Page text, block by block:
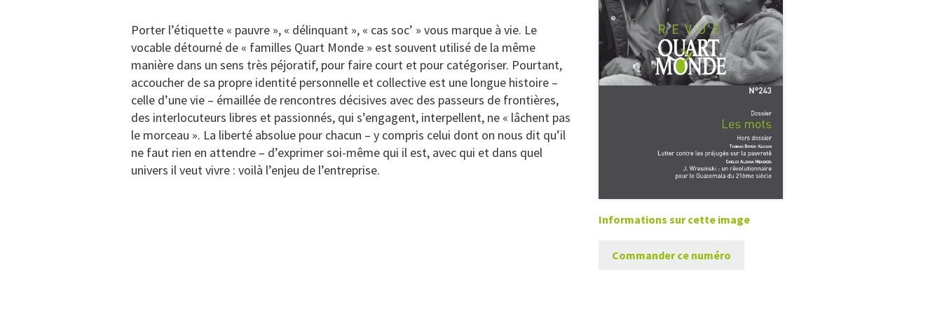
Porter l’étiquette « pauvre », « délinquant », « cas soc’ » vous marque à vie. Le
vocable détourné de « familles Quart Monde » est souvent utilisé de la même
manière dans un sens très péjoratif, pour faire court et pour catégoriser. Pourtant,
accoucher de sa propre identité personnelle et collective est une longue histoire –
celle d’une vie – émaillée de rencontres décisives avec des passeurs de frontières,
des interlocuteurs libres et passionnés, qui s’engagent, interpellent, ne « lâchent pas
le morceau ». La liberté absolue pour chacun – y compris celui dont on nous dit qu’il
ne faut rien en attendre – d’exprimer soi-même qui il est, avec qui et dans quel
univers il veut vivre : voilà l’enjeu de l’entreprise.
Informations sur cette image
Commander ce numéro